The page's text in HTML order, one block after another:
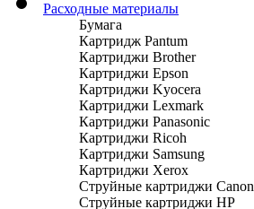
Расходные материалы
Бумага
Картридж Pantum
Картриджи Brother
Картриджи Epson
Картриджи Kyocera
Картриджи Lexmark
Картриджи Panasonic
Картриджи Ricoh
Картриджи Samsung
Картриджи Xerox
Струйные картриджи Canon
Струйные картриджи HP